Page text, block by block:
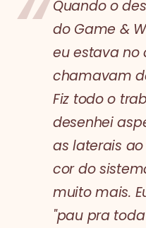
Quando o
do Game &
eu estava no
chamavam
Fiz todo o
desenhei
as laterais ao
cor do
muito mais.
"pau pra